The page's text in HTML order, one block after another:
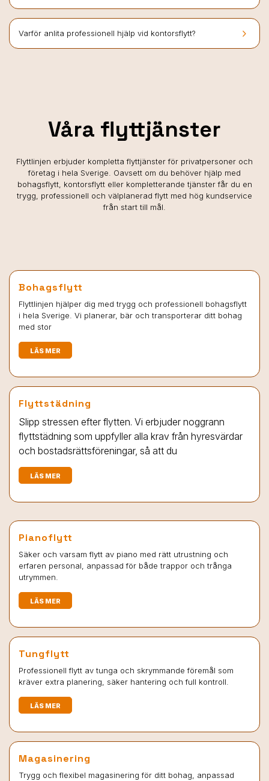
keyboard_arrow_right
Varför anlita professionell hjälp vid kontorsflytt?
Våra flyttjänster
Flyttlinjen erbjuder kompletta flyttjänster för privatpersoner och
företag i hela Sverige. Oavsett om du behöver hjälp med
bohagsflytt, kontorsflytt eller kompletterande tjänster får du en
trygg, professionell och välplanerad flytt med hög kundservice
från start till mål.
Bohagsflytt
Flyttlinjen hjälper dig med trygg och professionell bohagsflytt
i hela Sverige. Vi planerar, bär och transporterar ditt bohag
med stor
LÄS MER
Flyttstädning
Slipp stressen efter flytten. Vi erbjuder noggrann
flyttstädning som uppfyller alla krav från hyresvärdar
och bostadsrättsföreningar, så att du
LÄS MER
Pianoflytt
Säker och varsam flytt av piano med rätt utrustning och
erfaren personal, anpassad för både trappor och trånga
utrymmen.
LÄS MER
Tungflytt
Professionell flytt av tunga och skrymmande föremål som
kräver extra planering, säker hantering och full kontroll.
LÄS MER
Magasinering
Trygg och flexibel magasinering för ditt bohag, anpassad